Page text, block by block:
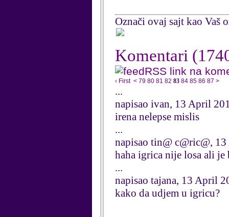
Označi ovaj sajt kao Vaš
Komentari
RSS link na
‹ First < 79 80 81 82 83 84 85 86 87 >
...
napisao ivan, 13 April
irena nelepse mislis
...
napisao tin@ c@ric@,
haha igrica nije losa ali je
...
napisao tajana, 13 April
kako da udjem u igricu?